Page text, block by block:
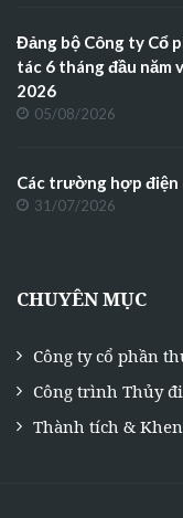
Đảng bộ Công ty Cổ
tác 6 tháng đầu năm
2026
05/08/2026
Các trường hợp
31/07/2026
CHUYÊN MỤC
Công ty cổ phần
Công trình Thủy
Thành tích &